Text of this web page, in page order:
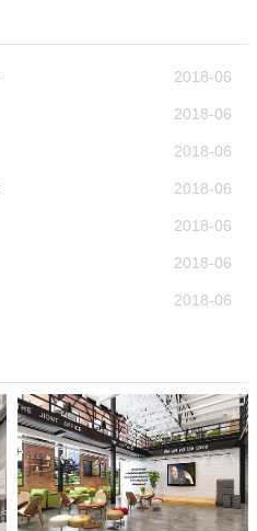
2018-06
2018-06
2018-06
2018-06
2018-06
2018-06
2018-06